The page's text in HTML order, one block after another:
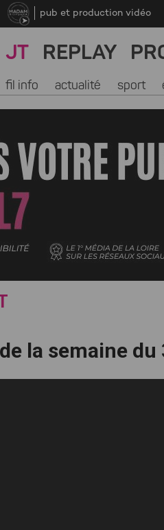
pub et production vidéo
JT REPLAY
fil info actualité sport
la semaine